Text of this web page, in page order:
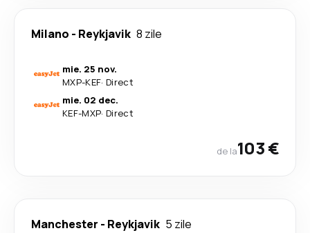
Milano - Reykjavik 8 zile
mie. 25 nov.
MXP-KEF· Direct
mie. 02 dec.
KEF-MXP· Direct
de la103 €
Manchester - Reykjavik 5 zile